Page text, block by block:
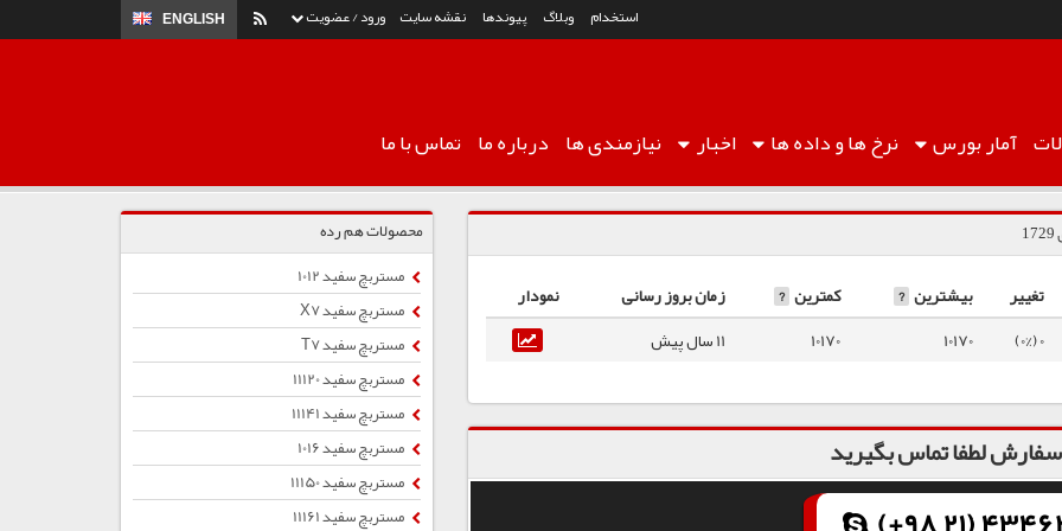
ورود / عضویت ENGLISH استخدام وبلاگ پیوندها نقشه سایت
آماربورس نرخ هاو داده ها اخبار نیازمندی ها درباره ما تماس با ما
تغییر بیشترین ? کمترین ? زمان بروز رسانی
نمودار
0 (0%)
10170
10170 11 سال پیش
لطفا تماس بگیرید
محصولات هم رده
مستربچ سفید 1012
مستربچ سفید X7
مستربچ سفید T7
مستربچ سفید 11120
مستربچ سفید 11141
مستربچ سفید 1016
مستربچ سفید 11150
مستربچ سفید 11161